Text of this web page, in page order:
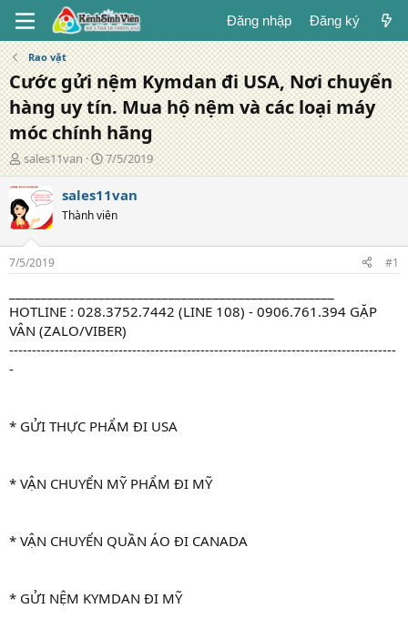
Đăng nhập Đăng ký
Rao vặt
Cước gửi nệm Kymdan đi USA, Nơi chuyển
hàng uy tín. Mua hộ nệm và các loại máy
móc chính hãng
T
á
c
g
i
ả
sales11van
N
g
à
y
đ
g
7/5/2019
sales11van
Thành viên
7/5/2019 #1
HOTLINE : 028.3752.7442 (LINE 108) - 0906.761.394 GẶP
VÂN (ZALO/VIBER)
-------------------------------------------------------------------------------------
-
* GỬI THỰC PHẨM ĐI USA
* VẬN CHUYỂN MỸ PHẨM ĐI MỸ
* VẬN CHUYỂN QUẦN ÁO ĐI CANADA
* GỬI NỆM KYMDAN ĐI MỸ